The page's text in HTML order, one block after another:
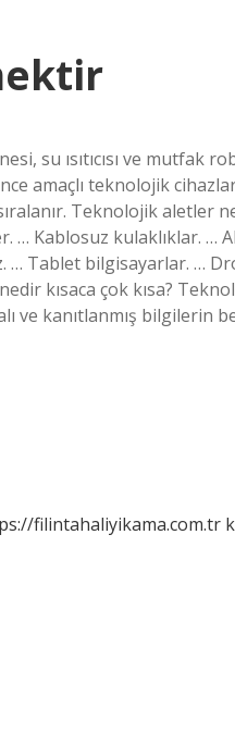
su ısıtıcısı ve mutfak
amaçlı teknolojik
Teknolojik aletler
… Kablosuz kulaklıklar. …
… Tablet bilgisayarlar. …
kısaca çok kısa?
ve kanıtlanmış bilgilerin
filintahaliyikama.com.tr